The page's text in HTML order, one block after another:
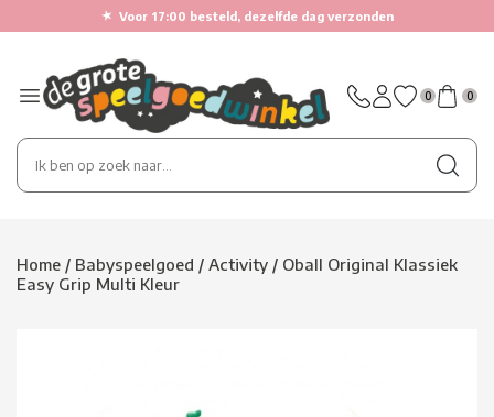
★ Voor 17:00 besteld, dezelfde dag verzonden
0 0
Home / Babyspeelgoed / Activity / Oball Original Klassiek
Easy Grip Multi Kleur